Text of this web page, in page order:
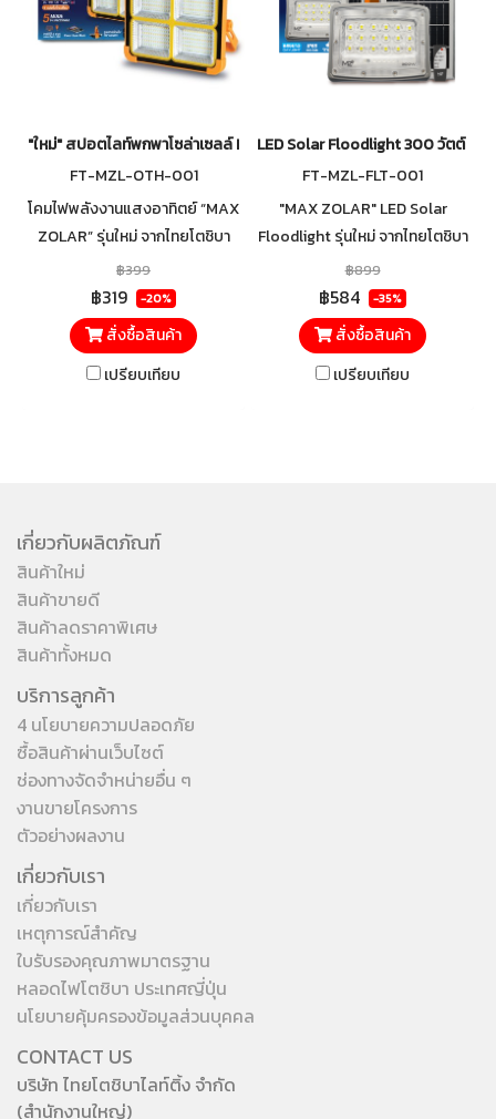
"ใหม่" สปอตไลท์พกพาโซล่าเซลล์ LED Solar Work light 400 วัตต์
FT-MZL-OTH-001
โคมไฟพลังงานแสงอาทิตย์ “MAX
ZOLAR” รุ่นใหม่ จากไทยโตชิบา
ไลท์ติ้ง ให้ความสว่างเต็ม MAX
ด้วยกำลังไฟ 400 วัตต์ ความ
สว่างสูงถึง 4,500 ลูเมน มาพร้อม
LED 4 แผงใหญ่ ช่วยกระจายแสง
ได้กว้าง ส่องสว่างครอบคลุมทั่ว
฿399
฿319 -20%
สั่งซื้อสินค้า
เปรียบเทียบ
LED Solar Floodlight 300 วัตต์ แส
FT-MZL-FLT-001
"MAX ZOLAR" LED Solar
Floodlight รุ่นใหม่ จากไทยโตชิบา
ไลท์ติ้ง ให้ความสว่างเต็ม MAX
ด้วยกำลังไฟ 300 วัตต์ ความ
สว่างสูงถึง 3,600 ลูเมน พร้อม
เลนส์กระจายแสงรุ่นพิเศษ ช่วยให้
แสงพุ่งไกล สว่างเต็มพื้นที่ มอง
฿899
฿584 -35%
สั่งซื้อสินค้า
เปรียบเทียบ
เกี่ยวกับผลิตภัณฑ์
สินค้าใหม่
สินค้าขายดี
สินค้าลดราคาพิเศษ
สินค้าทั้งหมด
บริการลูกค้า
4 นโยบายความปลอดภัย
ซื้อสินค้าผ่านเว็บไซต์
ช่องทางจัดจำหน่ายอื่น ๆ
งานขายโครงการ
ตัวอย่างผลงาน
เกี่ยวกับเรา
เกี่ยวกับเรา
เหตุการณ์สำคัญ
ใบรับรองคุณภาพมาตรฐาน
หลอดไฟโตชิบา ประเทศญี่ปุ่น
นโยบายคุ้มครองข้อมูลส่วนบุคคล
CONTACT US
บริษัท ไทยโตชิบาไลท์ติ้ง จำกัด
(สำนักงานใหญ่)